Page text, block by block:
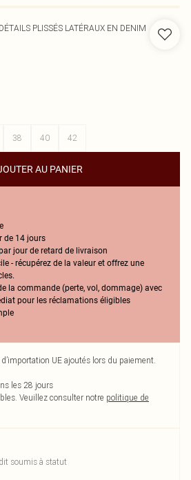
PLISSÉS LATÉRAUX EN DENIM
38 40 42
AU PANIER
de 14 jours
jour de retard de livraison
- récupérez de la valeur et offrez une
la commande (perte, vol, dommage) avec
pour les réclamations éligibles
UE ajoutés lors du paiement.
les 28 jours
Veuillez consulter notre politique de
soumis à statut